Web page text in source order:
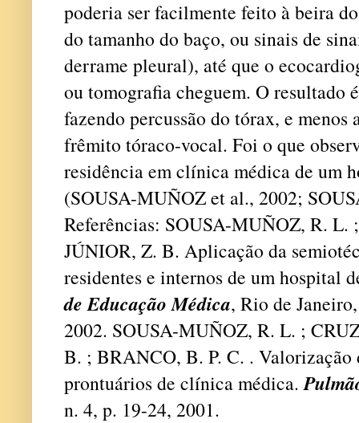
poderia ser facilmente feito à beira
do tamanho do baço, ou sinais de
derrame pleural), até que o
ou tomografia cheguem. O resultado
fazendo percussão do tórax, e menos
frêmito tóraco-vocal. Foi o que
residência em clínica médica de um
(SOUSA-MUÑOZ et al., 2002;
Referências: SOUSA-MUÑOZ, R.
JÚNIOR, Z. B. Aplicação da
residentes e internos de um hospital
de Educação Médica, Rio de
2002. SOUSA-MUÑOZ, R. L. ;
B. ; BRANCO, B. P. C. .
prontuários de clínica médica.
n. 4, p. 19-24, 2001.